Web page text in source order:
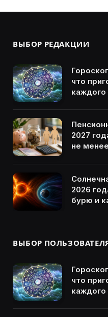
ВЫБОР РЕДАКЦИИ
что
каждого
2027
не
2026
бурю и
ВЫБОР
что
каждого